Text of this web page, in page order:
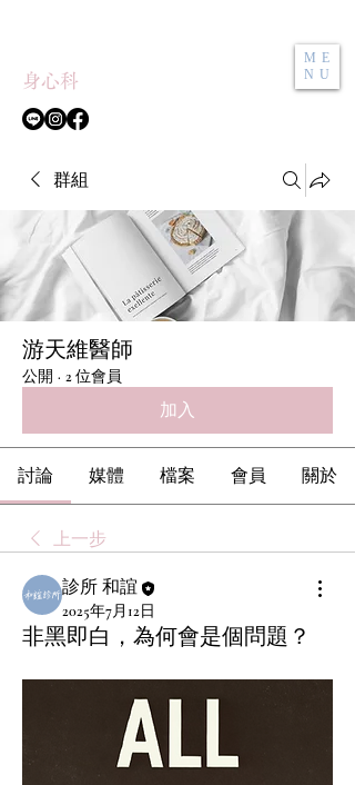
身心科
ME
NU
群組
游天維醫師
公開 · 2 位會員
加入
討論 媒體 檔案 會員 關於
上一步
診所 和誼
2025年7月12日
非黑即白，為何會是個問題？